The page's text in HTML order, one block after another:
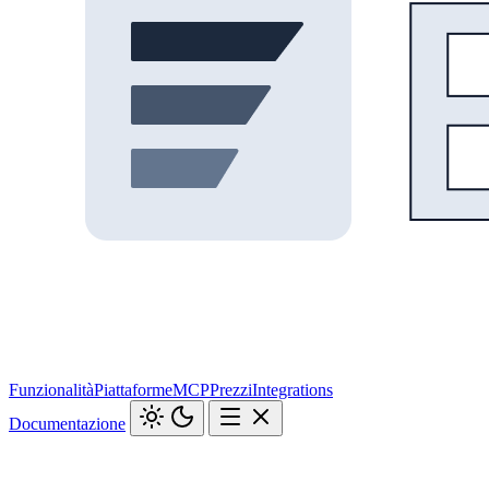
FunzionalitàPiattaformeMCPPrezziIntegrations
Documentazione